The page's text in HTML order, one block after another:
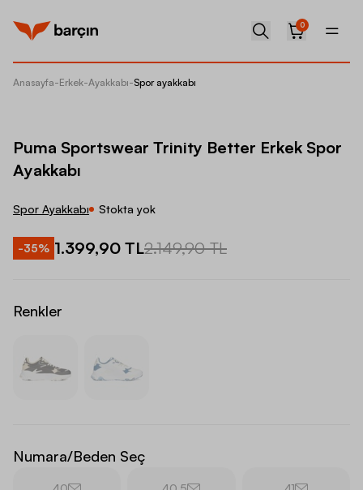
0
Anasayfa-Erkek-Ayakkabı-Spor ayakkabı
Puma Sportswear Trinity Better Erkek Spor
Ayakkabı
Spor Ayakkabı Stokta yok
-35% 1.399,90 TL2.149,90 TL
Renkler
Numara/Beden Seç